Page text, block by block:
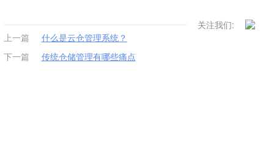
关注我们:
上一篇
什么是云仓管理系统？
下一篇
传统仓储管理有哪些痛点